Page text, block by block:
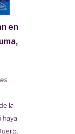
en
la
haya